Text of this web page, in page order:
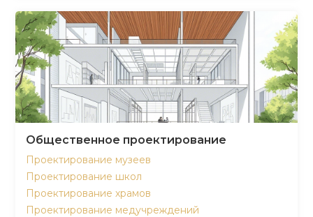
Общественное проектирование
Проектирование музеев
Проектирование школ
Проектирование храмов
Проектирование медучреждений